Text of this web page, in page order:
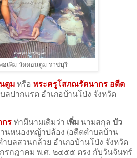
อเพิ่ม วัดดอนตูม ราชบุรี
ตูม หรือ พระครูโสภณรัตนากร อดีต
ลปากแรต อำเภอบ้านโป่ง จังหวัด
กร ท่ามีนามเดิมว่า เพิ่ม นามสกุล บัว
นหนองหญ้าปล้อง (อดีตตำบลบ้าน
ำบลสวนกล้วย อำเภอบ้านโป่ง จังหวัด
รกฎาคม พ.ศ. ๒๔๕๕ ตรง กับวันจันทร์